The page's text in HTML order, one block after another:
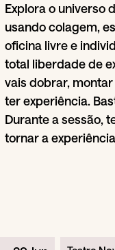
Explora o universo
usando colagem,
oficina livre e
total liberdade de
vais dobrar,
ter experiência.
Durante a sessão,
tornar a